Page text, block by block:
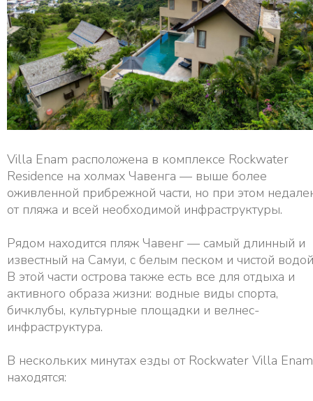
Villa Enam расположена в комплексе Rockwater
Residence на холмах Чавенга — выше более
оживленной прибрежной части, но при этом
от пляжа и всей необходимой инфраструктуры.
Рядом находится пляж Чавенг — самый длинный и
известный на Самуи, с белым песком и чистой
В этой части острова также есть все для отдыха и
активного образа жизни: водные виды спорта,
бичклубы, культурные площадки и велнес-
инфраструктура.
В нескольких минутах езды от Rockwater Villa Enam
находятся: